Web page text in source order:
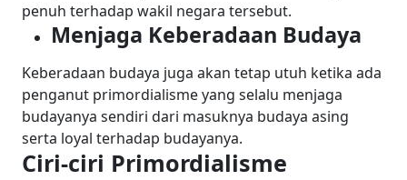
penuh terhadap wakil negara tersebut.
Menjaga Keberadaan Budaya
Keberadaan budaya juga akan tetap utuh ketika ada
penganut primordialisme yang selalu menjaga
budayanya sendiri dari masuknya budaya asing
serta loyal terhadap budayanya.
Ciri-ciri Primordialisme